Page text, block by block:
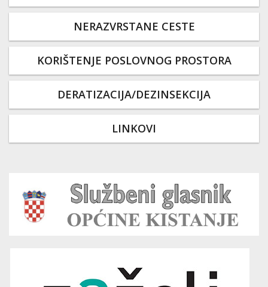
NERAZVRSTANE CESTE
KORIŠTENJE POSLOVNOG PROSTORA
DERATIZACIJA/DEZINSEKCIJA
LINKOVI